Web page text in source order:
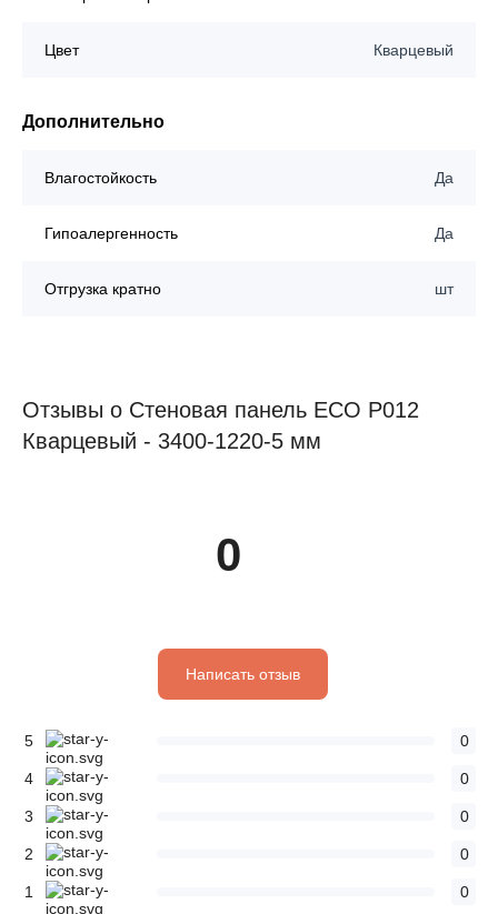
Цвет Кварцевый
Дополнительно
Влагостойкость Да
Гипоалергенность Да
Отгрузка кратно шт
Отзывы о Стеновая панель ECO P012
Кварцевый - 3400-1220-5 мм
0
Написать отзыв
5 0
4 0
3 0
2 0
1 0